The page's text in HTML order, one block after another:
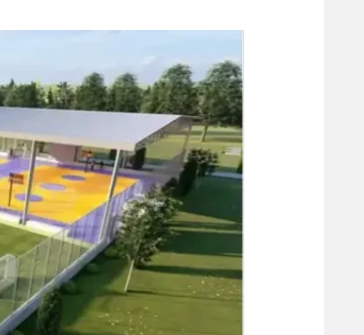
תקנון עבור פעילות אלקטרה
תקנון עבור פעילות ספורט 1 – "מרלן"
גיימינג E-Sports
מדיניות פרטיות
תקנון פעילות ספורט 1
רשיון להקרנה פומבית לבית עסק